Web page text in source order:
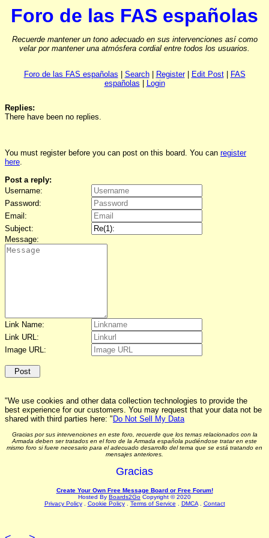
Foro de las FAS españolas
Recuerde mantener un tono adecuado en sus intervenciones así como
velar por mantener una atmósfera cordial entre todos los usuarios.
Foro de las FAS españolas Search| Register| Edit Post|
FAS
españolas
Login
Replies:
There have been no replies.
You must register before you can post on this board. You can register
here.
Post a reply:
Username:
Password:
Email:
Subject:
Message:
Link Name:
Link URL:
Image URL:
"We use cookies and other data collection technologies to provide the
best experience for our customers. You may request that your data not be
shared with third parties here: " Do Not Sell My Data
Gracias por sus intervenciones en este foro, recuerde que los temas relacionados con la
Armada deben ser tratados en el foro de la Armada española pudiéndose tratar en este
mismo foro si fuere necesario para el adecuado desarrollo del tema que se está tratando en
mensajes anteriores.
Gracias
Create Your Own Free Message Board or Free Forum!
Hosted By Boards2Go Copyright © 2020
Privacy Policy. Cookie Policy. Terms of Service DMCA. Contact